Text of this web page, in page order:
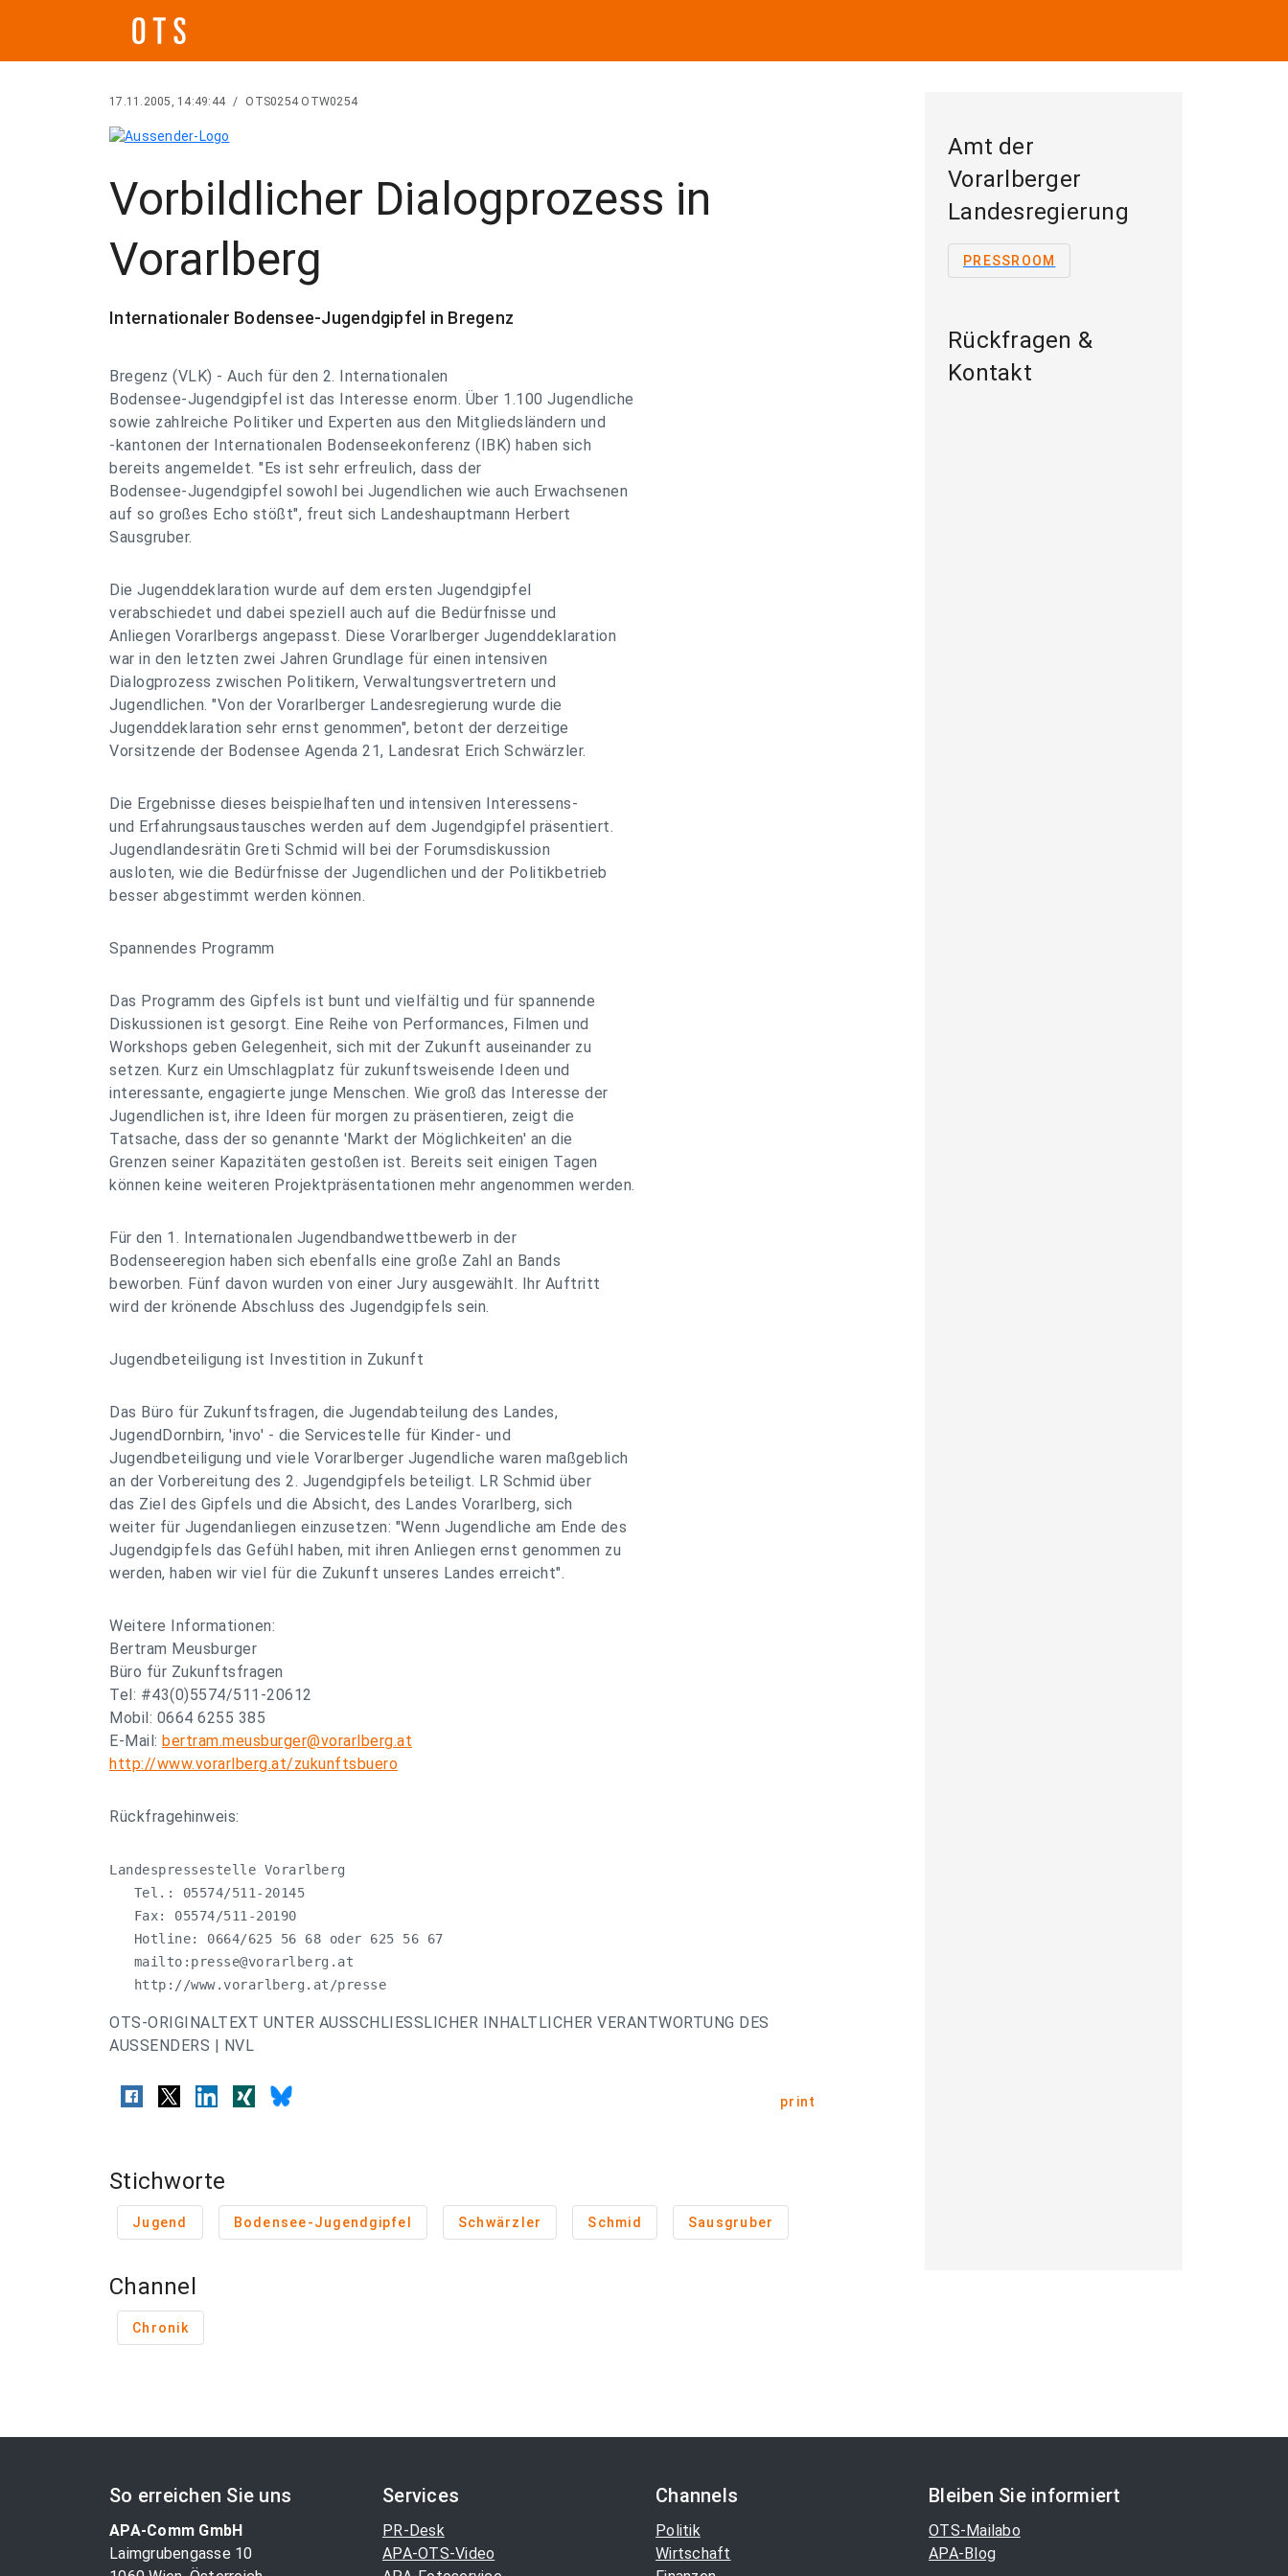
17.11.2005, 14:49:44 / OTS0254 OTW0254
Vorbildlicher Dialogprozess in
Vorarlberg
Internationaler Bodensee-Jugendgipfel in Bregenz
Bregenz (VLK) - Auch für den 2. Internationalen
Bodensee-Jugendgipfel ist das Interesse enorm. Über 1.100 Jugendliche
sowie zahlreiche Politiker und Experten aus den Mitgliedsländern und
-kantonen der Internationalen Bodenseekonferenz (IBK) haben sich
bereits angemeldet. "Es ist sehr erfreulich, dass der
Bodensee-Jugendgipfel sowohl bei Jugendlichen wie auch Erwachsenen
auf so großes Echo stößt", freut sich Landeshauptmann Herbert
Sausgruber.
Die Jugenddeklaration wurde auf dem ersten Jugendgipfel
verabschiedet und dabei speziell auch auf die Bedürfnisse und
Anliegen Vorarlbergs angepasst. Diese Vorarlberger Jugenddeklaration
war in den letzten zwei Jahren Grundlage für einen intensiven
Dialogprozess zwischen Politikern, Verwaltungsvertretern und
Jugendlichen. "Von der Vorarlberger Landesregierung wurde die
Jugenddeklaration sehr ernst genommen", betont der derzeitige
Vorsitzende der Bodensee Agenda 21, Landesrat Erich Schwärzler.
Die Ergebnisse dieses beispielhaften und intensiven Interessens-
und Erfahrungsaustausches werden auf dem Jugendgipfel präsentiert.
Jugendlandesrätin Greti Schmid will bei der Forumsdiskussion
ausloten, wie die Bedürfnisse der Jugendlichen und der Politikbetrieb
besser abgestimmt werden können.
Spannendes Programm
Das Programm des Gipfels ist bunt und vielfältig und für spannende
Diskussionen ist gesorgt. Eine Reihe von Performances, Filmen und
Workshops geben Gelegenheit, sich mit der Zukunft auseinander zu
setzen. Kurz ein Umschlagplatz für zukunftsweisende Ideen und
interessante, engagierte junge Menschen. Wie groß das Interesse der
Jugendlichen ist, ihre Ideen für morgen zu präsentieren, zeigt die
Tatsache, dass der so genannte 'Markt der Möglichkeiten' an die
Grenzen seiner Kapazitäten gestoßen ist. Bereits seit einigen Tagen
können keine weiteren Projektpräsentationen mehr angenommen werden.
Für den 1. Internationalen Jugendbandwettbewerb in der
Bodenseeregion haben sich ebenfalls eine große Zahl an Bands
beworben. Fünf davon wurden von einer Jury ausgewählt. Ihr Auftritt
wird der krönende Abschluss des Jugendgipfels sein.
Jugendbeteiligung ist Investition in Zukunft
Das Büro für Zukunftsfragen, die Jugendabteilung des Landes,
JugendDornbirn, 'invo' - die Servicestelle für Kinder- und
Jugendbeteiligung und viele Vorarlberger Jugendliche waren maßgeblich
an der Vorbereitung des 2. Jugendgipfels beteiligt. LR Schmid über
das Ziel des Gipfels und die Absicht, des Landes Vorarlberg, sich
weiter für Jugendanliegen einzusetzen: "Wenn Jugendliche am Ende des
Jugendgipfels das Gefühl haben, mit ihren Anliegen ernst genommen zu
werden, haben wir viel für die Zukunft unseres Landes erreicht".
Weitere Informationen:
Bertram Meusburger
Büro für Zukunftsfragen
Tel: #43(0)5574/511-20612
Mobil: 0664 6255 385
E-Mail: bertram.meusburger@vorarlberg.at
http://www.vorarlberg.at/zukunftsbuero
Rückfragehinweis:
Landespressestelle Vorarlberg
   Tel.: 05574/511-20145
   Fax: 05574/511-20190
   Hotline: 0664/625 56 68 oder 625 56 67
   mailto:
presse@vorarlberg.at
   http://www.vorarlberg.at/presse
OTS-ORIGINALTEXT UNTER AUSSCHLIESSLICHER INHALTLICHER VERANTWORTUNG DES
AUSSENDERS | NVL
print
Stichworte
Jugend Bodensee-Jugendgipfel Schwärzler Schmid Sausgruber
Channel
Chronik
Amt der
Vorarlberger
Landesregierung
PRESSROOM
Rückfragen &
Kontakt
So erreichen Sie uns
APA-Comm GmbH
Laimgrubengasse 10
Services
PR-Desk
APA-OTS-Video
Channels
Politik
Wirtschaft
Bleiben Sie informiert
OTS-Mailabo
APA-Blog